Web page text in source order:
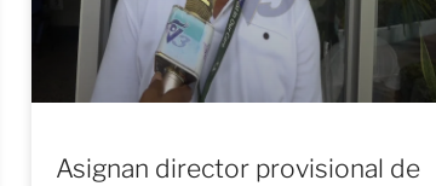
Asignan director provisional de